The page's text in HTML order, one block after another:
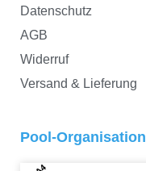
Datenschutz
AGB
Widerruf
Versand & Lieferung
Pool-Organisation